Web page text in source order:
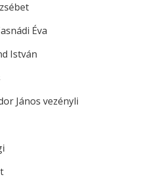
Éva
István
János vezényli